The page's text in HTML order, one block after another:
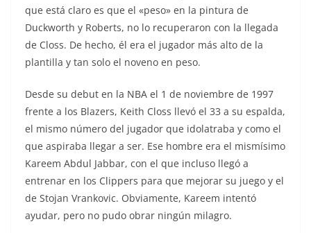
que está claro es que el «peso» en la pintura de
Duckworth y Roberts, no lo recuperaron con la llegada
de Closs. De hecho, él era el jugador más alto de la
plantilla y tan solo el noveno en peso.
Desde su debut en la NBA el 1 de noviembre de 1997
frente a los Blazers, Keith Closs llevó el 33 a su espalda,
el mismo número del jugador que idolatraba y como el
que aspiraba llegar a ser. Ese hombre era el mismísimo
Kareem Abdul Jabbar, con el que incluso llegó a
entrenar en los Clippers para que mejorar su juego y el
de Stojan Vrankovic. Obviamente, Kareem intentó
ayudar, pero no pudo obrar ningún milagro.